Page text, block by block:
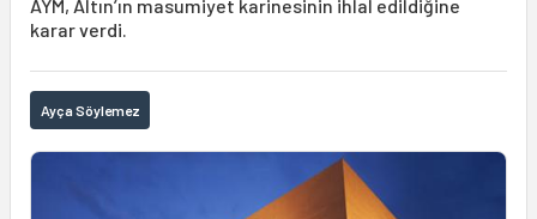
AYM, Altın’ın masumiyet karinesinin ihlal edildiğine
karar verdi.
Ayça Söylemez